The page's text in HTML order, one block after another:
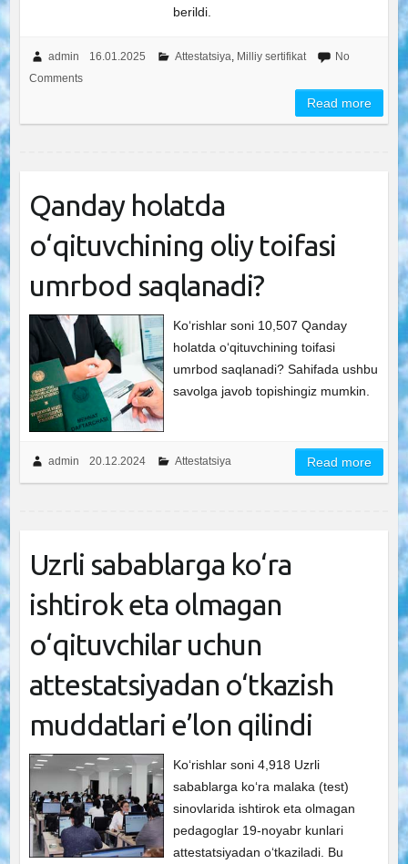
berildi.
admin 16.01.2025 Attestatsiya, Milliy sertifikat
No
Comments
Read more
Qanday holatda
o‘qituvchining oliy toifasi
umrbod saqlanadi?
Ko‘rishlar soni 10,507 Qanday
holatda o‘qituvchining toifasi
umrbod saqlanadi? Sahifada ushbu
savolga javob topishingiz mumkin.
admin 20.12.2024 Attestatsiya Read more
Uzrli sabablarga ko‘ra
ishtirok eta olmagan
o‘qituvchilar uchun
attestatsiyadan o‘tkazish
muddatlari e’lon qilindi
Ko‘rishlar soni 4,918 Uzrli
sabablarga koʻra malaka (test)
sinovlarida ishtirok eta olmagan
pedagoglar 19-noyabr kunlari
attestatsiyadan oʻtkaziladi. Bu